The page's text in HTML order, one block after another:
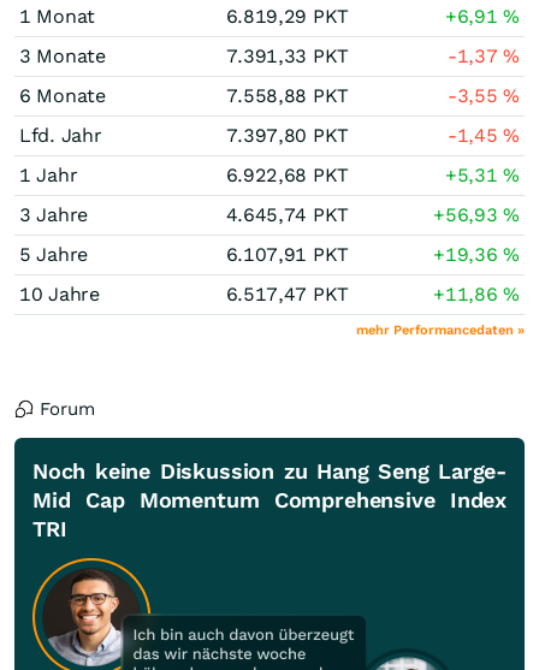
1 Monat
6.819,29 PKT +6,91%
3 Monate
7.391,33 PKT -1,37%
6 Monate
7.558,88 PKT -3,55%
Lfd. Jahr
7.397,80 PKT -1,45%
1 Jahr
6.922,68 PKT +5,31%
3 Jahre
4.645,74 PKT +56,93%
5 Jahre
6.107,91 PKT +19,36%
10 Jahre
6.517,47 PKT +11,86%
mehr Performancedaten »
Forum
Noch keine Diskussion zu Hang Seng Large-
Mid Cap Momentum Comprehensive Index
TRI